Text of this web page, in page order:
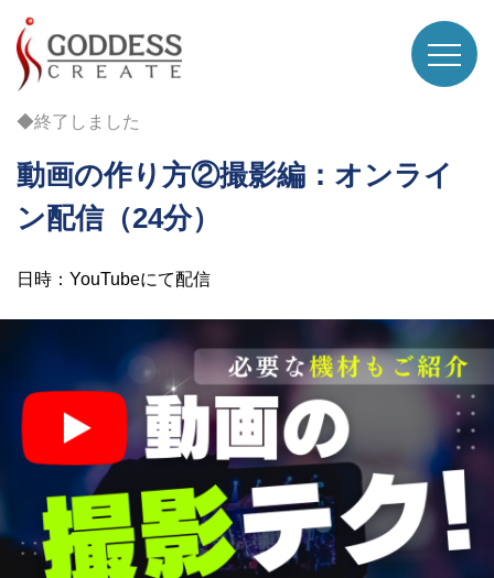
◆終了しました
動画の作り方②撮影編：オンライ
ン配信（24分）
日時：YouTubeにて配信